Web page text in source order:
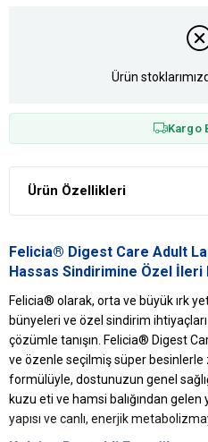
Ürün
Kargo
Ürün Özellikleri
Felicia® Digest Care Adult
Hassas Sindirimine Özel İleri
Felicia® olarak, orta ve büyük ırk
bünyeleri ve özel sindirim
çözümle tanışın. Felicia® Digest
ve özenle seçilmiş süper besinlerle
formülüyle, dostunuzun genel
kuzu eti ve hamsi balığından
yapısı ve canlı, enerjik